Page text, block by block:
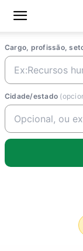
Cargo, profissão,
Cidade/estado